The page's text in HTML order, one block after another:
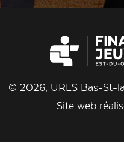
© 2026, URLS Bas-St-
Site web